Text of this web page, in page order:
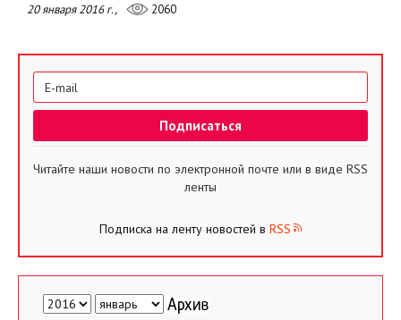
20 января 2016 г., 2060
Читайте наши новости по электронной почте или в виде RSS
ленты
Подписка на ленту новостей в RSS